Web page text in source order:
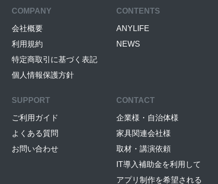
COMPANY
会社概要
利用規約
特定商取引に基づく表記
個人情報保護方針
CONTENTS
ANYLIFE
NEWS
SUPPORT
ご利用ガイド
よくある質問
お問い合わせ
CONTACT
企業様・自治体様
家具関連会社様
取材・講演依頼
IT導入補助金を利用して
アプリ制作を希望される